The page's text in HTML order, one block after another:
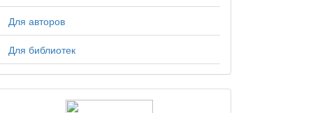
Для авторов
Для библиотек